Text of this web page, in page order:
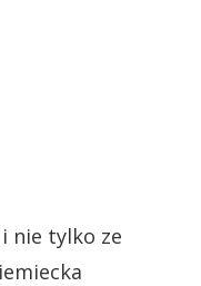
nie tylko ze